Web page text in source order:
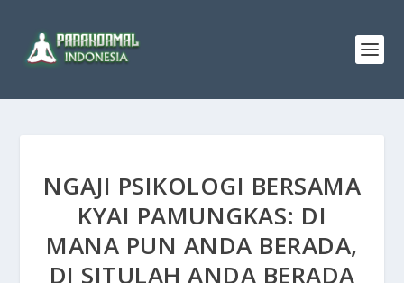
NGAJI PSIKOLOGI BERSAMA
KYAI PAMUNGKAS: DI
MANA PUN ANDA BERADA,
DI SITULAH ANDA BERADA